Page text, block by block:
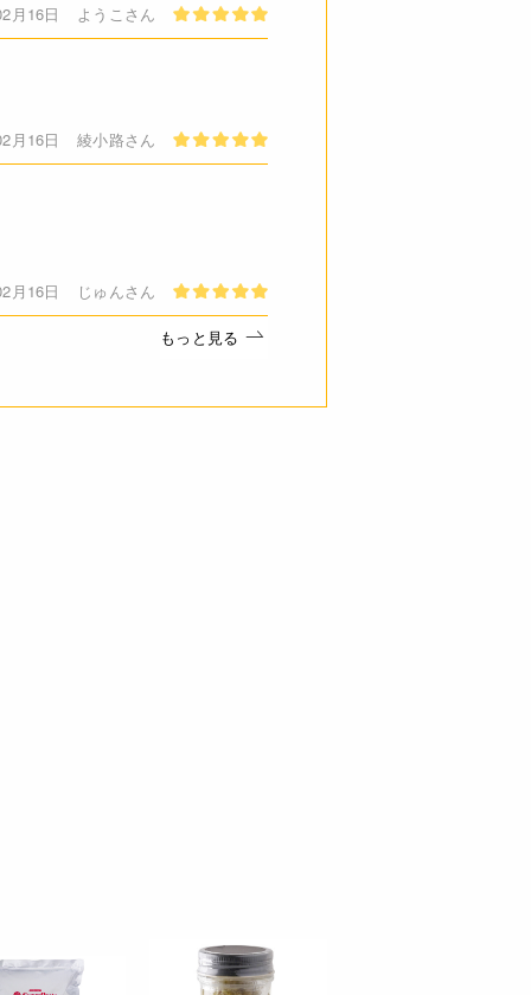
月16日 ようこさん
月16日 綾小路さん
月16日 じゅんさん
もっと見る